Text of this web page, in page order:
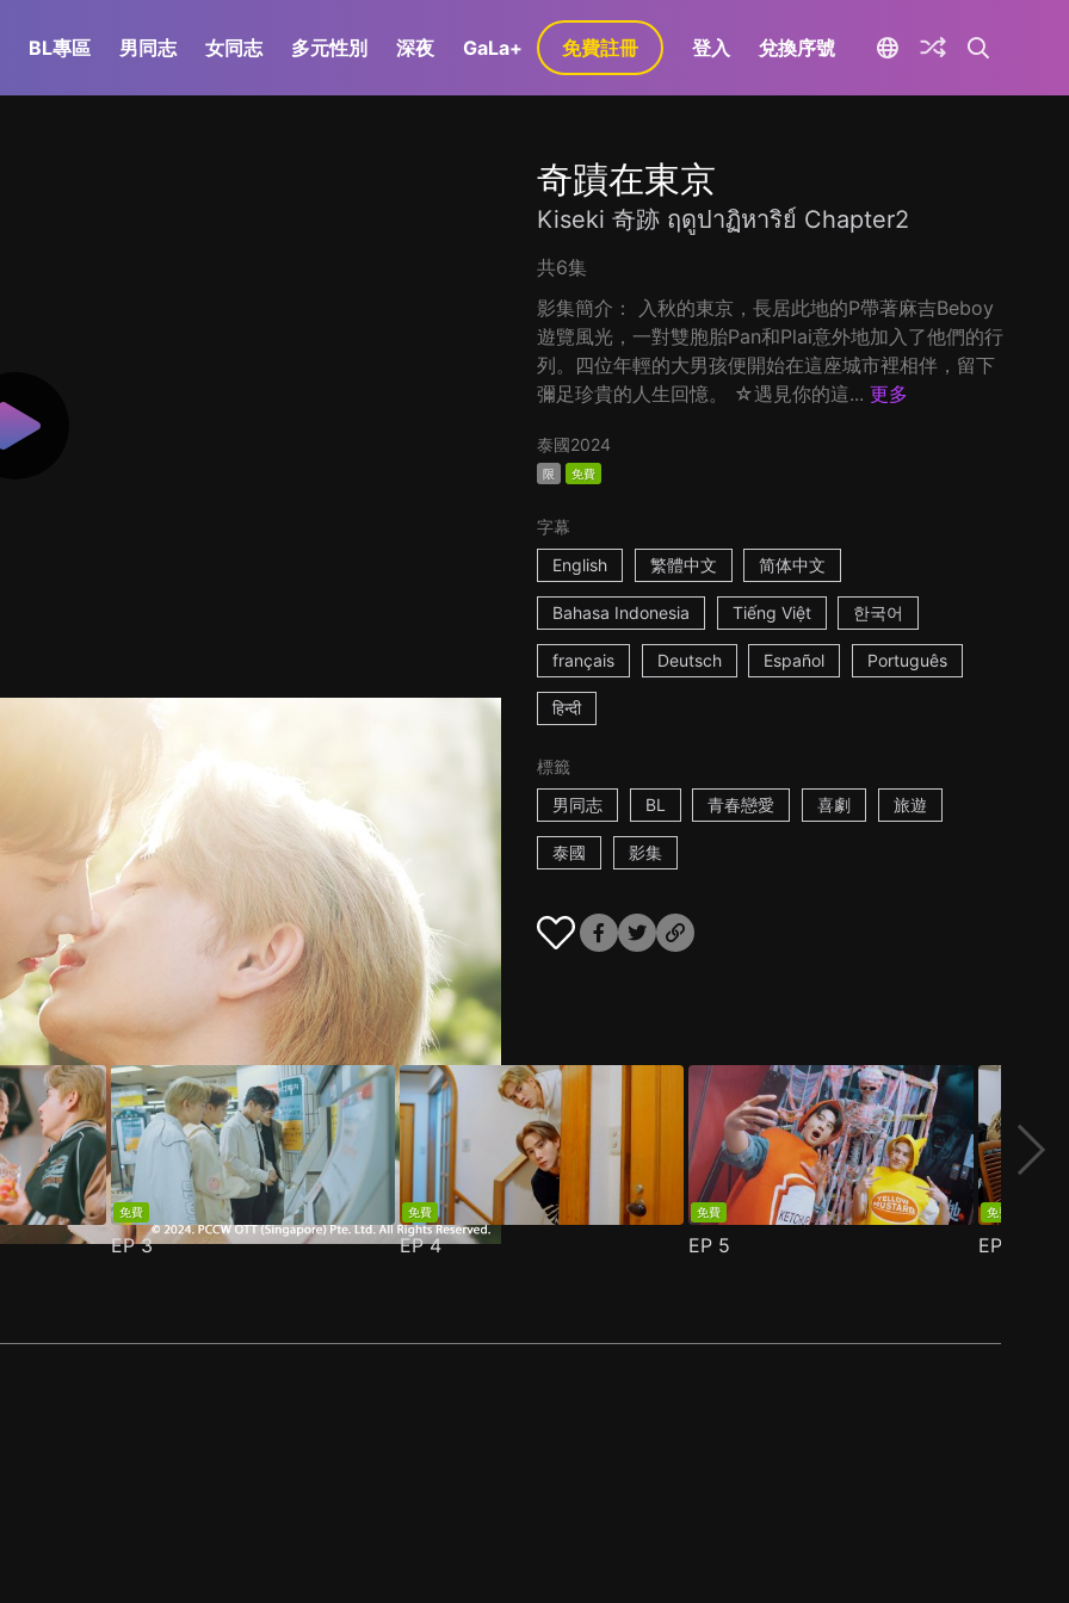
BL專區 男同志 女同志 多元性別 深夜 GaLa+ 免費註冊 登入 兌換序號
奇蹟在東京
Kiseki 奇跡 ฤดูปาฏิหาริย์ Chapter2
共6集
影集簡介： 入秋的東京，長居此地的P帶著麻吉Beboy
遊覽風光，一對雙胞胎Pan和Plai意外地加入了他們的行
列。四位年輕的大男孩便開始在這座城市裡相伴，留下
彌足珍貴的人生回憶。 ☆遇見你的這... 更多
泰國2024
限 免費
字幕
English
繁體中文 简体中文
Bahasa Indonesia Tiếng Việt 한국어
français Deutsch Español Português
हिन्दी
標籤
男同志
BL 青春戀愛 喜劇 旅遊
泰國 影集
免費
EP3
免費
EP4
免費
EP 5
免費
EP